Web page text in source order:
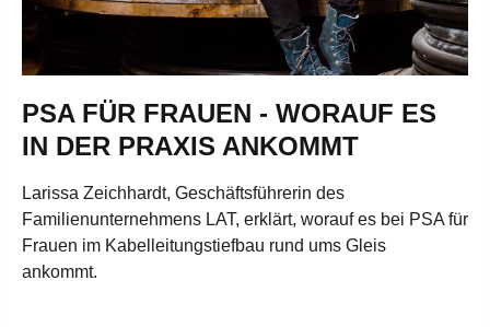
PSA FÜR FRAUEN - WORAUF ES
IN DER PRAXIS ANKOMMT
Larissa Zeichhardt, Geschäftsführerin des
Familienunternehmens LAT, erklärt, worauf es bei PSA für
Frauen im Kabelleitungstiefbau rund ums Gleis
ankommt.